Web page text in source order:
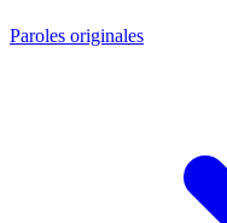
Paroles originales